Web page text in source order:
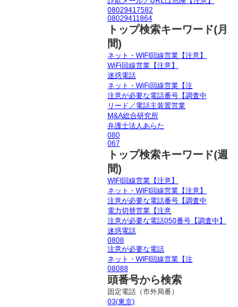
08029417582
08029411864
トップ検索キーワード(月
間)
ネット・WIFI回線営業【注意】
WiFi回線営業【注意】
迷惑電話
ネット・WiFi回線営業【注
注意が必要な電話番号【調査中
リード／電話主装置営業
M&A総合研究所
弁護士法人あらた
080
067
トップ検索キーワード(週
間)
WIFI回線営業【注意】
ネット・WIFI回線営業【注意】
注意が必要な電話番号【調査中
電力切替営業【注意
注意が必要な電話050番号【調査中】
迷惑電話
0808
注意が必要な電話
ネット・WIFI回線営業【注
08088
頭番号から検索
固定電話（市外局番）
03(東京)